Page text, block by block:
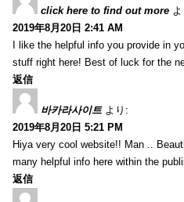
click here to find out more
2019年8月20日 2:41 AM
I like the helpful info you provide in
stuff right here! Best of luck for the
返信
바카라사이트 より:
2019年8月20日 5:21 PM
Hiya very cool website!! Man ..
many helpful info here within the
返信